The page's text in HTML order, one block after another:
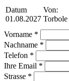
Datum
01.08.2027
Von:
Torbole
Vorname *
Nachname *
Telefon *
Ihre Email *
Strasse *